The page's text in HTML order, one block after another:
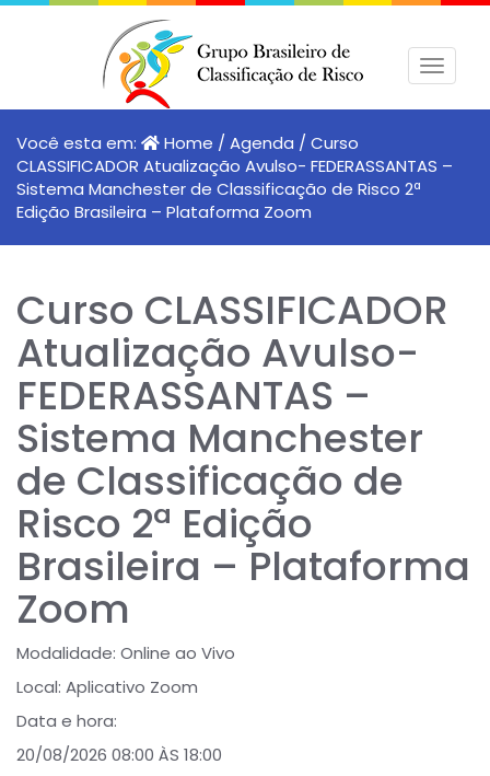
conteúdo
Você esta em: Home / Agenda / Curso
CLASSIFICADOR Atualização Avulso- FEDERASSANTAS –
Sistema Manchester de Classificação de Risco 2ª
Edição Brasileira – Plataforma Zoom
Curso CLASSIFICADOR
Atualização Avulso-
FEDERASSANTAS –
Sistema Manchester
de Classificação de
Risco 2ª Edição
Brasileira – Plataforma
Zoom
Modalidade: Online ao Vivo
Local: Aplicativo Zoom
Data e hora:
20/08/2026 08:00 ÀS 18:00